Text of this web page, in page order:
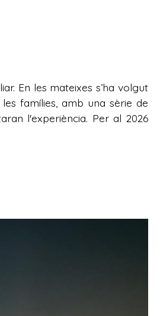
En les mateixes s’ha volgut
famílies, amb una sèrie de
l'experiència. Per al 2026